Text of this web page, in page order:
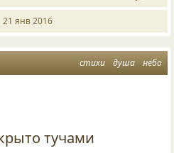
21 янв 2016
стихи душа небо
тучами